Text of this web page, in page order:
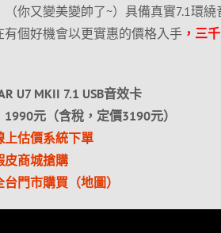
你又變美變帥了~）具備真實7.1環繞
有個好機會以更實惠的價格入手，三
U7 MKII 7.1 USB音效卡
元（含稅，定價3190元）
上估價系統下單
皮商城搶購
門市購買（地圖）